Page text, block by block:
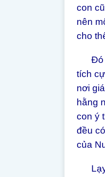
con
nên
cho
Đó
tích
nơi
hằng
con ý
đều
của
Lạy